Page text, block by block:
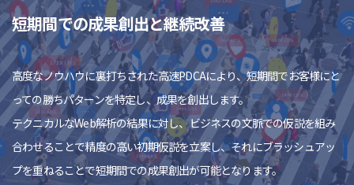
短期間での成果創出と継続改善
高度なノウハウに裏打ちされた高速PDCAにより、短期間でお客様にと
っての勝ちパターンを特定し、成果を創出します。
テクニカルなWeb解析の結果に対し、ビジネスの文脈での仮説を組み
合わせることで精度の高い初期仮説を立案し、それにブラッシュアッ
プを重ねることで短期間での成果創出が可能となります。